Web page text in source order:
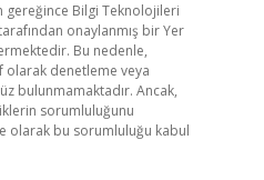
gereğince Bilgi Teknolojileri
onaylanmış bir Yer
Bu nedenle,
denetleme veya
bulunmamaktadır. Ancak,
sorumluluğunu
olarak bu sorumluluğu kabul